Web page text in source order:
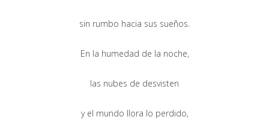
sin rumbo hacia sus sueños.
En la humedad de la noche,
las nubes de desvisten
y el mundo llora lo perdido,